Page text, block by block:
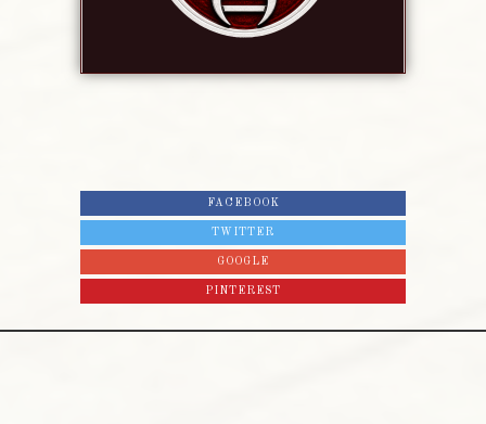
FACEBOOK
TWITTER
GOOGLE
PINTEREST